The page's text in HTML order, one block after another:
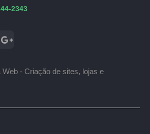
2343
Web - Criação de sites, lojas e